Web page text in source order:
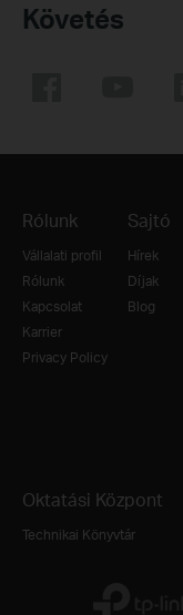
Követés
Rólunk
Vállalati profil
Rólunk
Kapcsolat
Karrier
Privacy Policy
Sajtó
Hírek
Díjak
Blog
Oktatási Központ
Technikai Könyvtár